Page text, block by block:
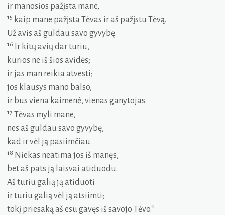
ir manosios pažįsta mane,
15 kaip mane pažįsta Tėvas ir aš pažįstu Tėvą.
Už avis aš guldau savo gyvybę.
16
Ir kitų avių dar turiu,
kurios ne iš šios avidės;
ir jas man reikia atvesti;
jos klausys mano balso,
ir bus viena kaimenė, vienas ganytojas.
17 Tėvas myli mane,
nes aš guldau savo gyvybę,
kad ir vėl ją pasiimčiau.
18 Niekas neatima jos iš manęs,
bet aš pats ją laisvai atiduodu.
Aš turiu galią ją atiduoti
ir turiu galią vėl ją atsiimti;
tokį priesaką aš esu gavęs iš savojo Tėvo.“